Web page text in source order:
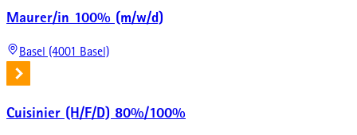
Maurer/in 100% (m/w/d)
Basel (4001 Basel)
Cuisinier (H/F/D) 80%/100%